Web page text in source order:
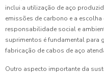
inclui a utilização de aço
emissões de carbono e a
responsabilidade social e
suprimentos é fundamental para
fabricação de cabos de aço
Outro aspecto importante da